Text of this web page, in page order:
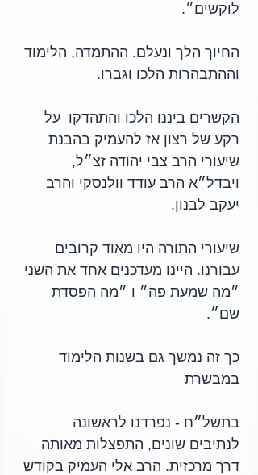
לוקשים״.
החיוך הלך ונעלם. ההתמדה, הלימוד
וההתבהרות הלכו וגברו.
הקשרים ביננו הלכו והתהדקו  על
רקע של רצון אז להעמיק בהבנת
שיעורי הרב צבי יהודה זצ״ל,
ויבדל״א הרב עודד וולנסקי והרב
יעקב לבנון.
שיעורי התורה היו מאוד קרובים
עבורנו. היינו מעדכנים אחד את השני
״מה שמעת פה״ ו ״מה הפסדת
שם״.
כך זה נמשך גם בשנות הלימוד
במבשרת
בתשל״ח - נפרדנו לראשונה
לנתיבים שונים, התפצלות מאותה
דרך מרכזית. הרב אלי העמיק בקודש